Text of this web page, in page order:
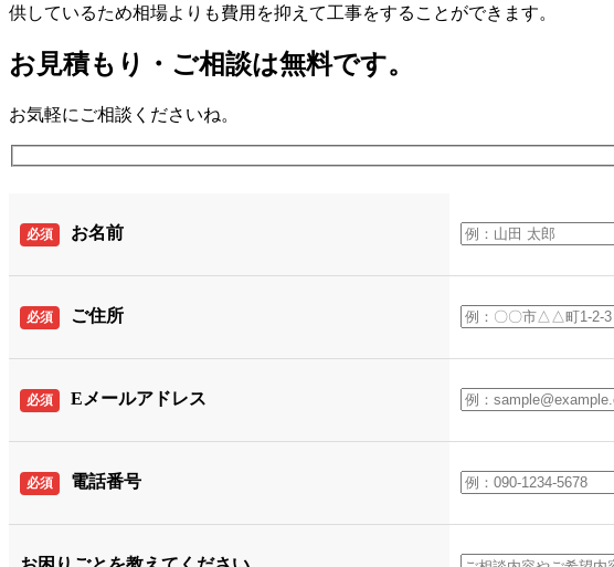
供しているため相場よりも費用を抑えて工事をすることができます。
お見積もり・ご相談は無料です。
お気軽にご相談くださいね。
必須 お名前
必須 ご住所
必須 Eメールアドレス
必須 電話番号